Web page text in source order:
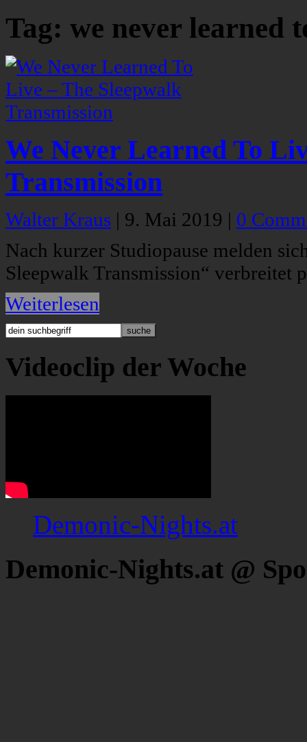
Tag: we never learned
We Never Learned To
Transmission
Walter Kraus | 9. Mai 2019 | 0
Nach kurzer Studiopause melden
Sleepwalk Transmission“ verbreitet
Weiterlesen
Videoclip der Woche
Demonic-Nights.at
Demonic-Nights.at @